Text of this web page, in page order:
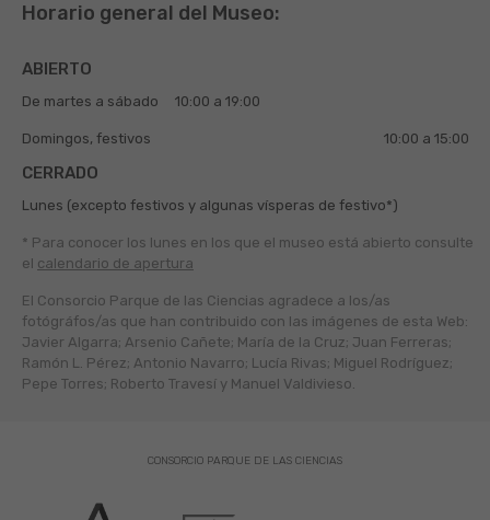
Horario general del Museo:
ABIERTO
De martes a sábado 10:00 a 19:00
Domingos, festivos 10:00 a 15:00
CERRADO
Lunes (excepto festivos y algunas vísperas de festivo*)
* Para conocer los lunes en los que el museo está abierto consulte
el calendario de apertura
El Consorcio Parque de las Ciencias agradece a los/as
fotógráfos/as que han contribuido con las imágenes de esta Web:
Javier Algarra; Arsenio Cañete; María de la Cruz; Juan Ferreras;
Ramón L. Pérez; Antonio Navarro; Lucía Rivas; Miguel Rodríguez;
Pepe Torres; Roberto Travesí y Manuel Valdivieso.
CONSORCIO PARQUE DE LAS CIENCIAS